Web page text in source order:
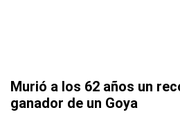
Murió a los 62 años un
ganador de un Goya